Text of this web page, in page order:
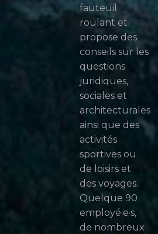
fauteuil
roulant et
propose des
conseils sur les
questions
juridiques,
sociales et
architecturales
ainsi que des
activités
sportives ou
de loisirs et
des voyages.
Quelque 90
employé·e·s,
de nombreux